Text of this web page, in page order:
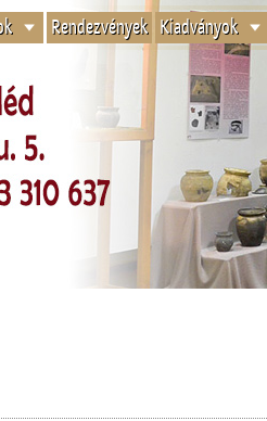
Rendezvények Kiadványok